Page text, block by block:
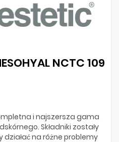
NCTC 109
i najszersza gama
Składniki zostały
na różne problemy